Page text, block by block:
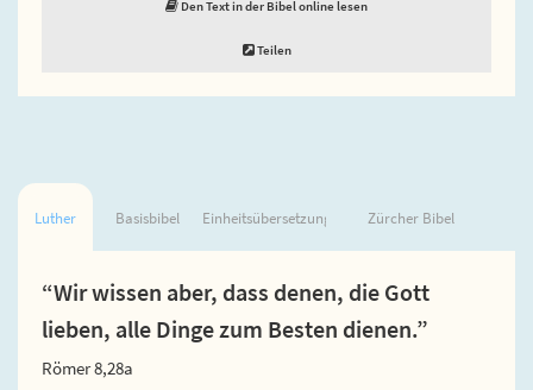
Den Text in der Bibel online lesen
Teilen
Luther Basisbibel Einheitsübersetzung Zürcher Bibel
“Wir wissen aber, dass denen, die Gott
lieben, alle Dinge zum Besten dienen.”
Römer 8,28a